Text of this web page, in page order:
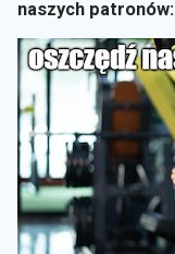
naszych patronów: